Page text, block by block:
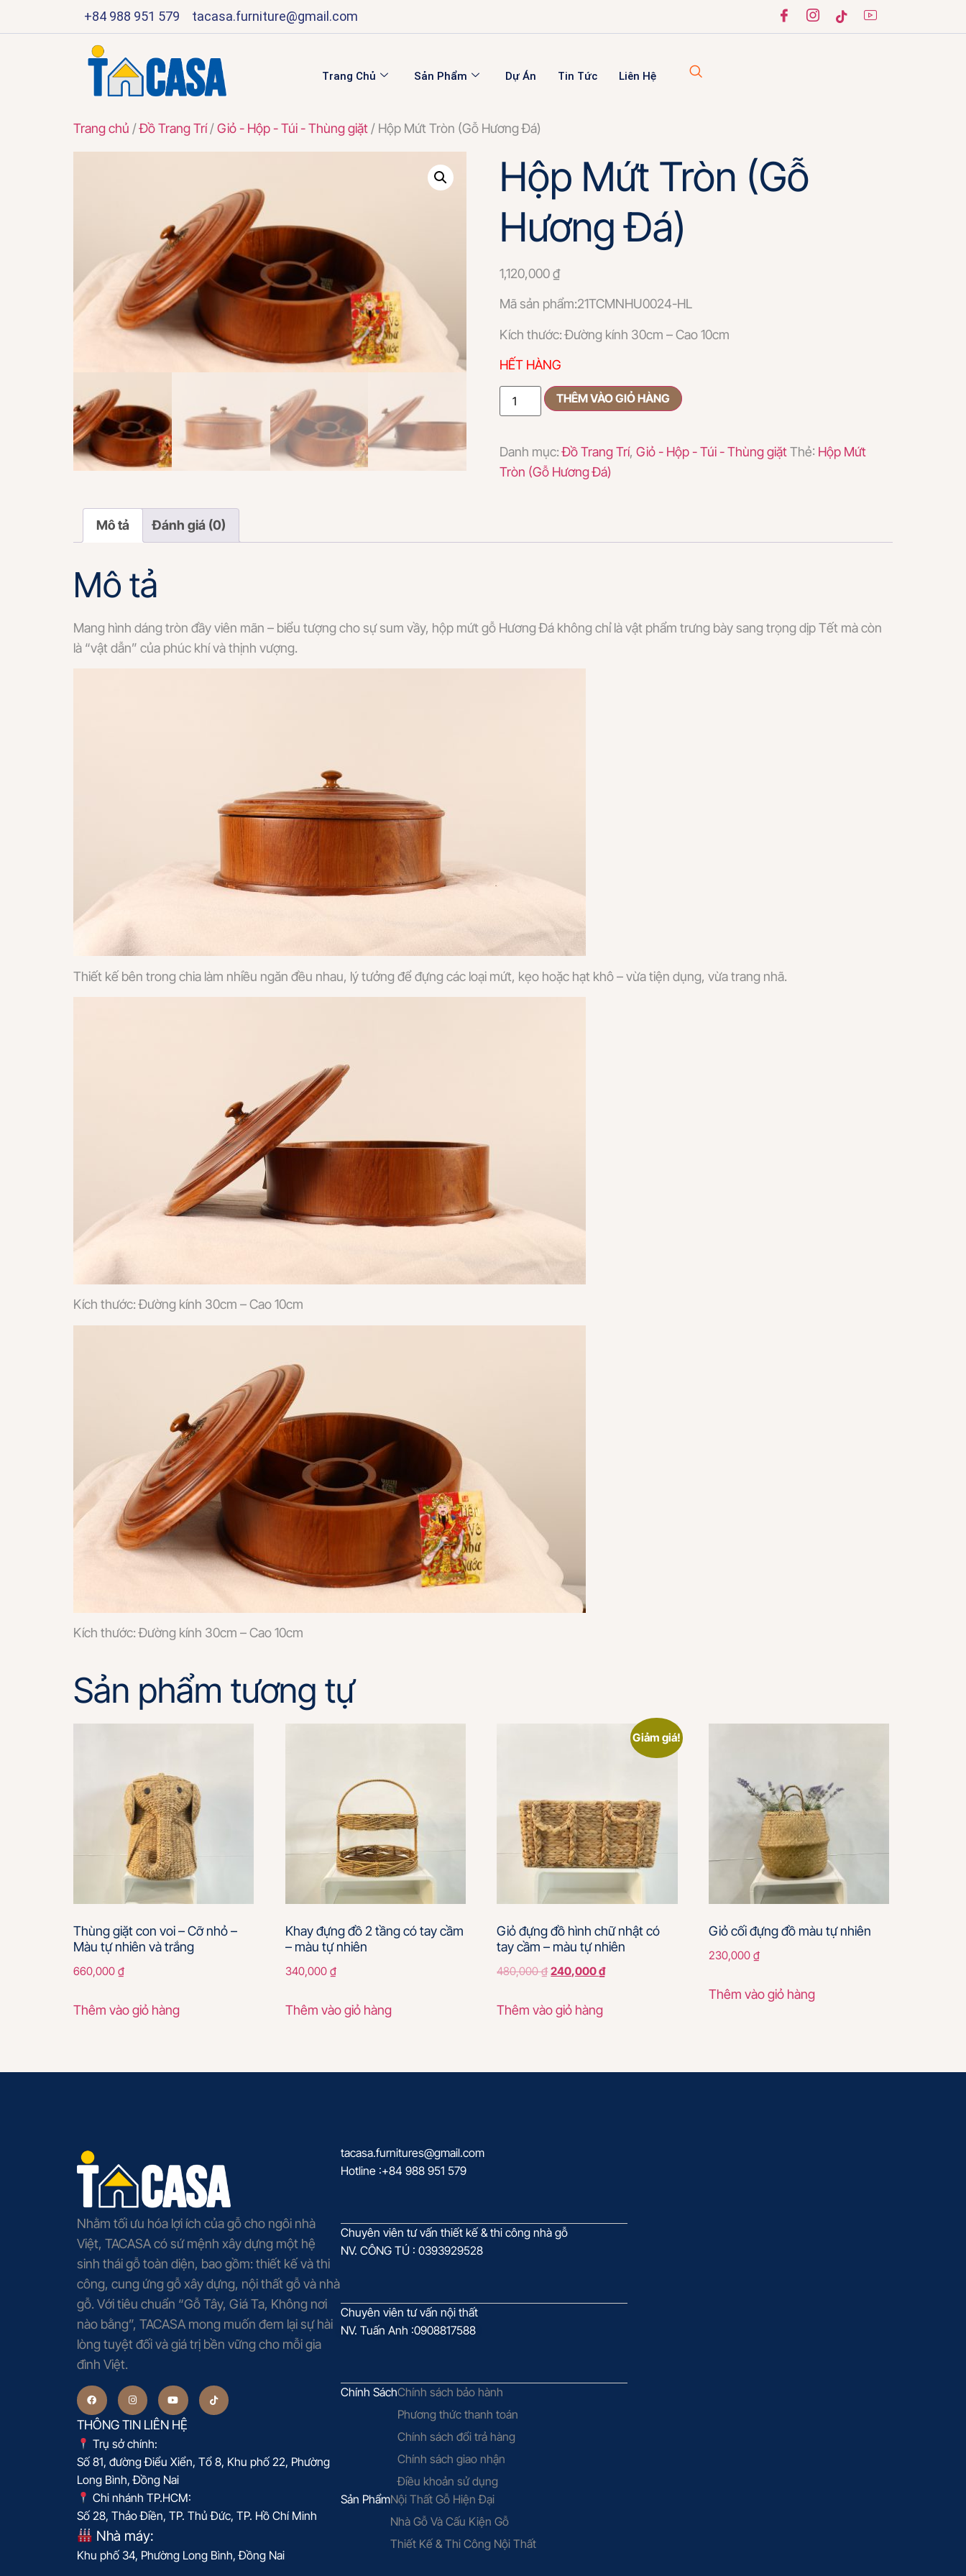
+84 988 951 579 tacasa.furniture@gmail.com
Trang Chủ Sản Phẩm Dự Án Tin Tức Liên Hệ
Trang chủ /Đồ Trang Trí/Giỏ - Hộp - Túi - Thùng giặt / Hộp Mứt Tròn (Gỗ Hương Đá)
Hộp Mứt Tròn (Gỗ
Hương Đá)
1,120,000₫
Mã sản phẩm:21TCMNHU0024-HL
Kích thước: Đường kính 30cm – Cao 10cm
HẾT HÀNG
THÊM VÀO GIỎ HÀNG
Danh mục:Đồ Trang Trí, Giỏ - Hộp - Túi - Thùng giặtThẻ: Hộp Mứt
Tròn (Gỗ Hương Đá)
Mô tả Đánh giá (0)
Mô tả
Mang hình dáng tròn đầy viên mãn – biểu tượng cho sự sum vầy, hộp mứt gỗ Hương Đá không chỉ là vật phẩm trưng bày sang trọng dịp Tết mà còn
là “vật dẫn” của phúc khí và thịnh vượng.
Thiết kế bên trong chia làm nhiều ngăn đều nhau, lý tưởng để đựng các loại mứt, kẹo hoặc hạt khô – vừa tiện dụng, vừa trang nhã.
Kích thước: Đường kính 30cm – Cao 10cm
Kích thước: Đường kính 30cm – Cao 10cm
Sản phẩm tương tự
Thùng giặt con voi – Cỡ nhỏ –
Màu tự nhiên và trắng
660,000 ₫
Thêm vào giỏ hàng
Khay đựng đồ 2 tầng có tay cầm
– màu tự nhiên
340,000 ₫
Thêm vào giỏ hàng
Giảm giá!
Giỏ đựng đồ hình chữ nhật có
tay cầm – màu tự nhiên
480,000₫ 240,000₫
Thêm vào giỏ hàng
Giỏ cối đựng đồ màu tự nhiên
230,000₫
Thêm vào giỏ hàng
Nhằm tối ưu hóa lợi ích của gỗ cho ngôi nhà
Việt, TACASA có sứ mệnh xây dựng một hệ
sinh thái gỗ toàn diện, bao gồm: thiết kế và thi
công, cung ứng gỗ xây dựng, nội thất gỗ và nhà
gỗ. Với tiêu chuẩn “Gỗ Tây, Giá Ta, Không nơi
nào bằng”, TACASA mong muốn đem lại sự hài
lòng tuyệt đối và giá trị bền vững cho mỗi gia
đình Việt.
THÔNG TIN LIÊN HỆ
Trụ sở chính:
Số 81, đường Điểu Xiển, Tổ 8, Khu phố 22, Phường
Long Bình, Đồng Nai
Chi nhánh TP.HCM:
Số 28, Thảo Điền, TP. Thủ Đức, TP. Hồ Chí Minh
Nhà máy:
Khu phố 34, Phường Long Bình, Đồng Nai
tacasa.furnitures@gmail.com
Hotline :+84 988 951 579
Chuyên viên tư vấn thiết kế & thi công nhà gỗ
NV. CÔNG TÚ : 0393929528
Chuyên viên tư vấn nội thất
NV. Tuấn Anh :0908817588
Chính SáchChính sách bảo hành
Phương thức thanh toán
Chính sách đổi trả hàng
Chính sách giao nhận
Điều khoản sử dụng
Sản PhẩmNội Thất Gỗ Hiện Đại
Nhà Gỗ Và Cấu Kiện Gỗ
Thiết Kế & Thi Công Nội Thất